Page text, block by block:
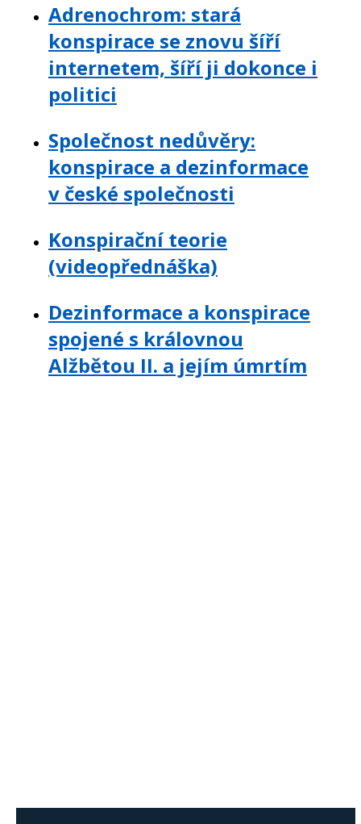
Adrenochrom: stará
konspirace se znovu šíří
internetem, šíří ji dokonce i
politici
Společnost nedůvěry:
konspirace a dezinformace
v české společnosti
Konspirační teorie
(videopřednáška)
Dezinformace a konspirace
spojené s královnou
Alžbětou II. a jejím úmrtím